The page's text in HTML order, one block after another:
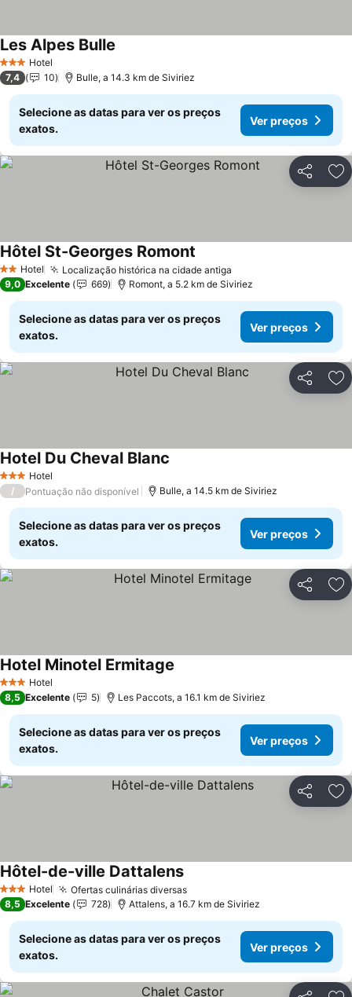
3 EstrelasHotel
Les Alpes Bulle
7,4 10 Bulle, a 14.3 km de Siviriez
Selecione as datas para ver os preços
exatos.
Ver preços
Partilhar
2 Estrelas
Hotel Localização histórica na cidade antiga
Hôtel St-Georges Romont
9,0 Excelente 669 Romont, a 5.2 km de Siviriez
Selecione as datas para ver os preços
exatos.
Ver preços
Partilhar
3 EstrelasHotel
Hotel Du Cheval Blanc
/ Pontuação não disponível Bulle, a 14.5 km de Siviriez
Selecione as datas para ver os preços
exatos.
Ver preços
Partilhar
3 EstrelasHotel
Hotel Minotel Ermitage
8,5 Excelente 5 Les Paccots, a 16.1 km de Siviriez
Selecione as datas para ver os preços
exatos.
Ver preços
Partilhar
3 EstrelasHotel Ofertas culinárias diversas
Hôtel-de-ville Dattalens
8,5 Excelente 728 Attalens, a 16.7 km de Siviriez
Selecione as datas para ver os preços
exatos.
Ver preços